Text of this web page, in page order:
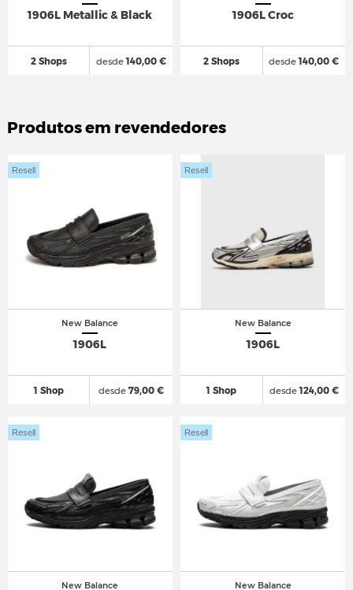
1906L Metallic & Black
2 Shops desde140,00 €
1906L Croc
2 Shops desde140,00 €
Produtos em revendedores
New Balance
1906L
1 Shop
Resell
desde79,00 €
New Balance
1906L
1 Shop
Resell
desde124,00 €
New Balance
Resell
New Balance
Resell